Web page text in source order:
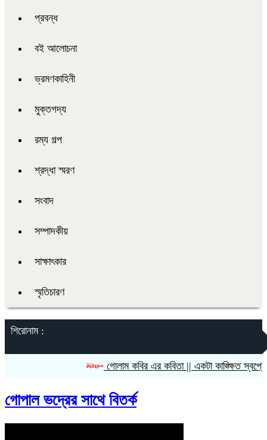
প্রবন্ধ
বই আলোচনা
ভ্রমণকাহিনী
মুক্তগদ্য
রম্য গল্প
শ্রদ্ধা স্মরণ
সংবাদ
সম্পাদকীয়
সাক্ষাৎকার
স্মৃতিচারণ
শিরোনাম :
গোলাম কবির এর কবিতা || একটা কাঙ্ক্ষিত স্বপ্নের
গোপাল ভদ্রের সাথে বিতর্ক